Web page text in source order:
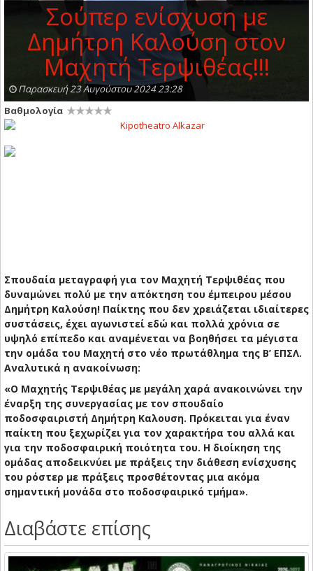
Σούπερ ενίσχυση με
Δημήτρη Καλούση στον
Μαχητή Τερψιθέας!!!
Παρασκευή 23 Αυγούστου 2024 23:28
Βαθμολογία
Σπουδαία μεταγραφή για τον Μαχητή Τερψιθέας που
δυναμώνει πολύ με την απόκτηση του έμπειρου μέσου
Δημήτρη Καλούση! Παίκτης που δεν χρειάζεται ιδιαίτερες
συστάσεις, έχει αγωνιστεί εδώ και πολλά χρόνια σε
υψηλό επίπεδο και αναμένεται να βοηθήσει τα μέγιστα
την ομάδα του Μαχητή στο νέο πρωτάθλημα της Β’ ΕΠΣΛ.
Αναλυτικά η ανακοίνωση:
«Ο Μαχητής Τερψιθέας με μεγάλη χαρά ανακοινώνει την
έναρξη της συνεργασίας με τον σπουδαίο
ποδοσφαιριστή Δημήτρη Καλουση. Πρόκειται για έναν
παίκτη που ξεχωρίζει για τον χαρακτήρα του αλλά και
για την ποδοσφαιρική ποιότητα του. Η διοίκηση της
ομάδας αποδεικνύει με πράξεις την διάθεση ενίσχυσης
του ρόστερ με πράξεις προσθέτοντας μια ακόμα
σημαντική μονάδα στο ποδοσφαιρικό τμήμα».
Διαβάστε επίσης